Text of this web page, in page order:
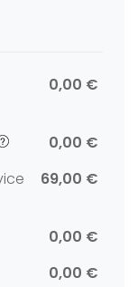
0,00 €
0,00 €
69,00 €
0,00 €
0,00 €